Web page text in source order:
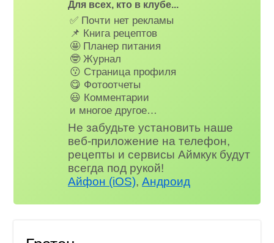
Для всех, кто в клубе...
✅ Почти нет рекламы
📌 Книга рецептов
🤩 Планер питания
🤓 Журнал
😗 Страница профиля
😋 Фотоотчеты
😃 Комментарии
и многое другое…
Не забудьте установить наше
веб-приложение на телефон,
рецепты и сервисы Аймкук будут
всегда под рукой!
Айфон (iOS),Андроид